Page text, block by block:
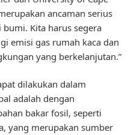
ancaman serius
Kita harus segera
emisi gas rumah kaca dan
yang berkelanjutan.”
dilakukan dalam
adalah dengan
bakar fosil, seperti
yang merupakan sumber